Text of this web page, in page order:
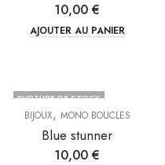
10,00 €
AJOUTER AU PANIER
RUPTURE DE STOCK
BIJOUX, MONO BOUCLES
Blue stunner
10,00 €